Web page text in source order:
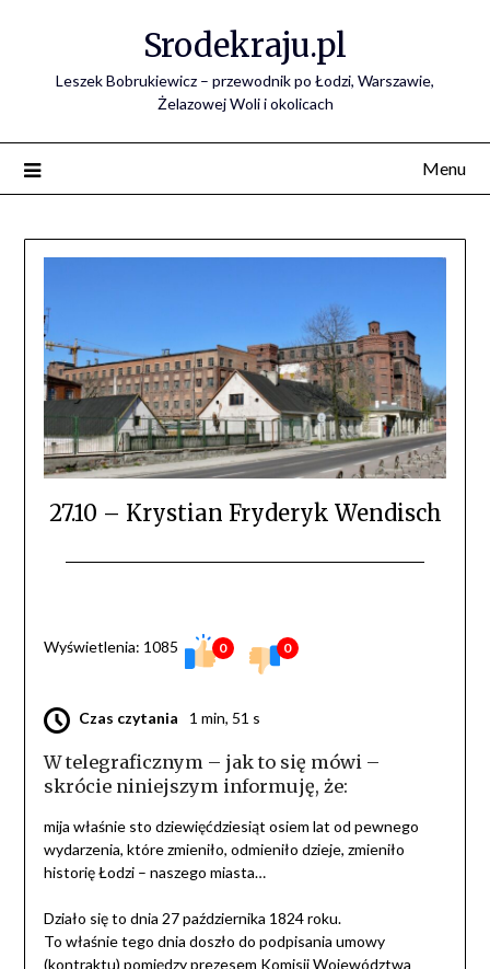
Srodekraju.pl
Leszek Bobrukiewicz – przewodnik po Łodzi, Warszawie,
Żelazowej Woli i okolicach
Menu
27.10 – Krystian Fryderyk Wendisch
Wyświetlenia: 1085 0 0
Czas czytania 1 min, 51 s
W telegraficznym – jak to się mówi –
skrócie niniejszym informuję, że:
mija właśnie sto dziewięćdziesiąt osiem lat od pewnego
wydarzenia, które zmieniło, odmieniło dzieje, zmieniło
historię Łodzi – naszego miasta…
Działo się to dnia 27 października 1824 roku.
To właśnie tego dnia doszło do podpisania umowy
(kontraktu) pomiędzy prezesem Komisji Województwa